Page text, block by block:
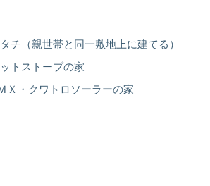
チ（親世帯と同一敷地上に建てる）
トストーブの家
Ｘ・クワトロソーラーの家